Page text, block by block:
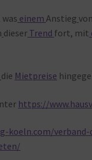
einem Anstieg von
dieser Trend fort, mit
die Mietpreise
https://
koeln.com/